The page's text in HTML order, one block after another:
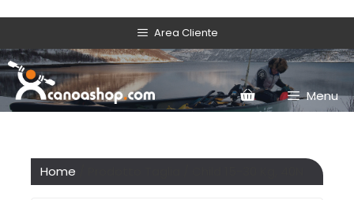
Area Cliente
Menu
Home